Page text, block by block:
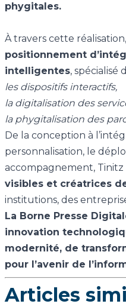
phygitales.
À travers cette réalisation,
positionnement
intelligentes, spécialisé
les dispositifs interactifs,
la digitalisation des
la phygitalisation des
De la conception à
personnalisation, le
accompagnement,
visibles et créatrices
institutions, des
La Borne Presse
innovation
modernité, de
pour l’avenir de
Articles